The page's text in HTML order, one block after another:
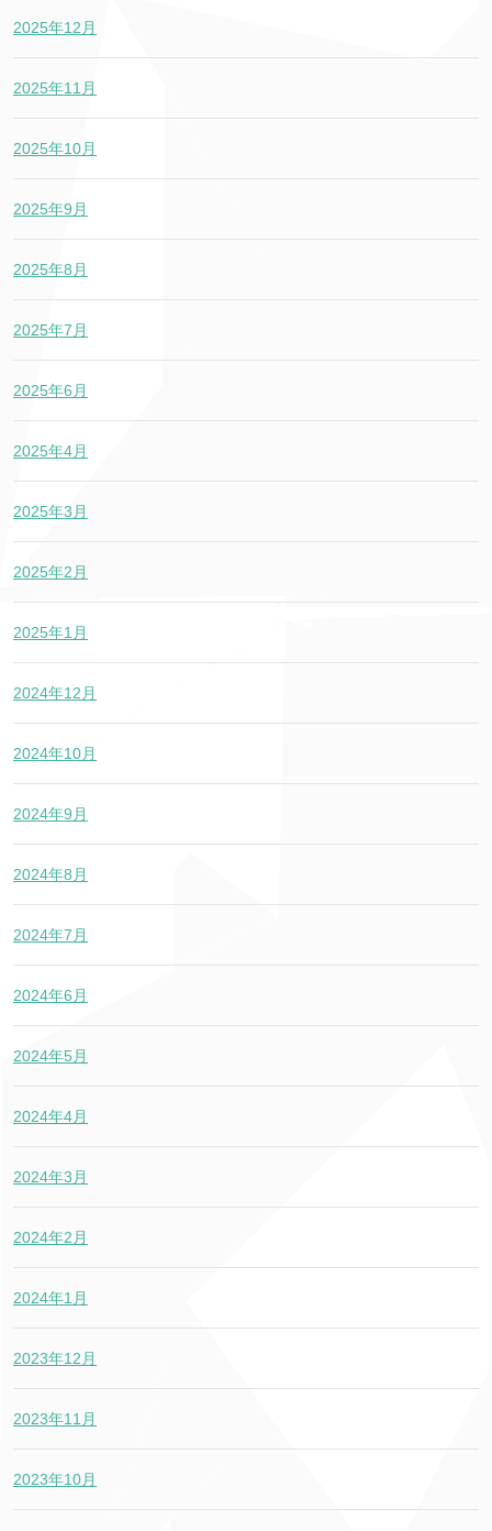
2025年12月
2025年11月
2025年10月
2025年9月
2025年8月
2025年7月
2025年6月
2025年4月
2025年3月
2025年2月
2025年1月
2024年12月
2024年10月
2024年9月
2024年8月
2024年7月
2024年6月
2024年5月
2024年4月
2024年3月
2024年2月
2024年1月
2023年12月
2023年11月
2023年10月